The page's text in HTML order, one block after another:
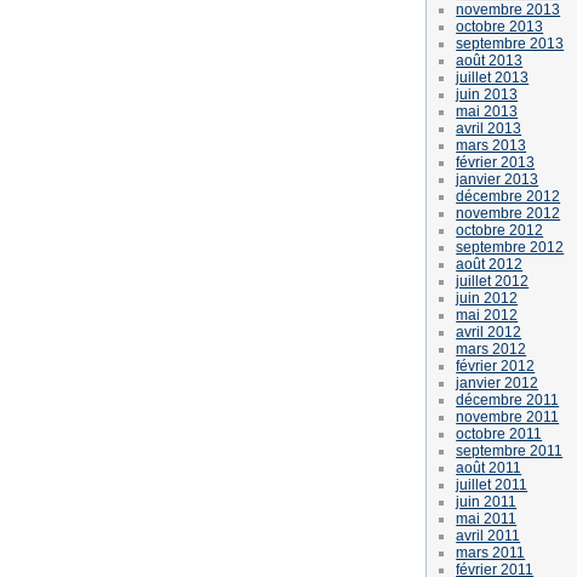
novembre 2013
octobre 2013
septembre 2013
août 2013
juillet 2013
juin 2013
mai 2013
avril 2013
mars 2013
février 2013
janvier 2013
décembre 2012
novembre 2012
octobre 2012
septembre 2012
août 2012
juillet 2012
juin 2012
mai 2012
avril 2012
mars 2012
février 2012
janvier 2012
décembre 2011
novembre 2011
octobre 2011
septembre 2011
août 2011
juillet 2011
juin 2011
mai 2011
avril 2011
mars 2011
février 2011